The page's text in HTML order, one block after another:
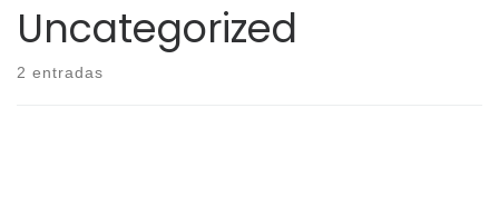
Uncategorized
2 entradas